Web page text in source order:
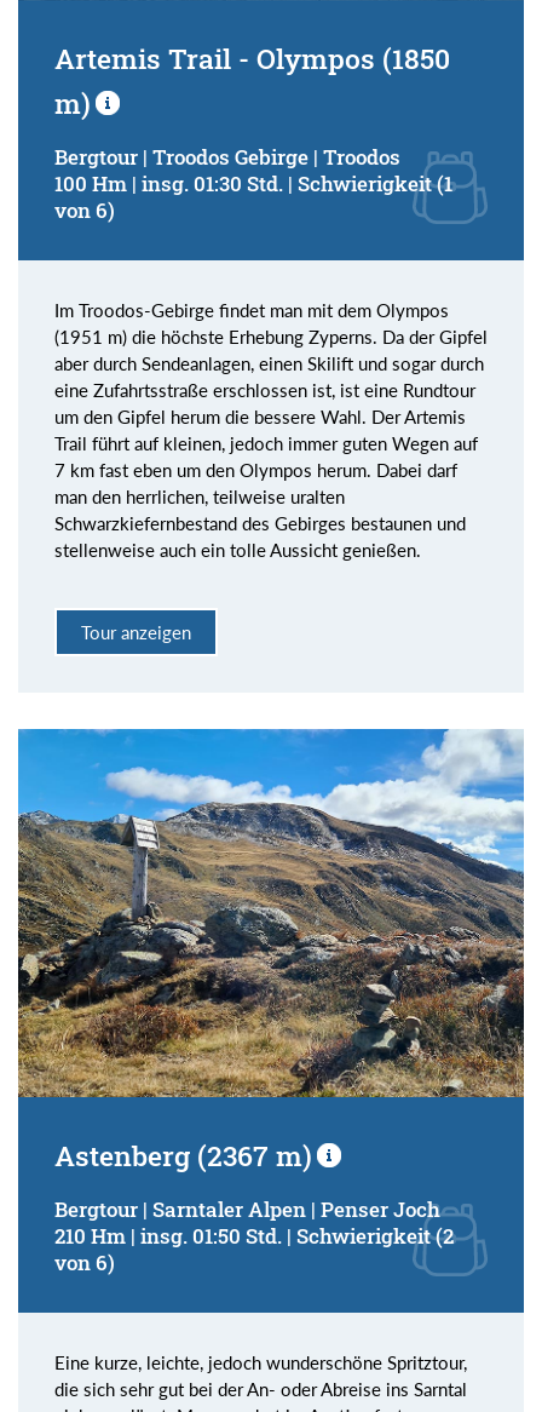
Artemis Trail - Olympos (1850
m)
Bergtour | Troodos Gebirge | Troodos
100 Hm | insg. 01:30 Std. | Schwierigkeit (1
von 6)
Im Troodos-Gebirge findet man mit dem Olympos
(1951 m) die höchste Erhebung Zyperns. Da der Gipfel
aber durch Sendeanlagen, einen Skilift und sogar durch
eine Zufahrtsstraße erschlossen ist, ist eine Rundtour
um den Gipfel herum die bessere Wahl. Der Artemis
Trail führt auf kleinen, jedoch immer guten Wegen auf
7 km fast eben um den Olympos herum. Dabei darf
man den herrlichen, teilweise uralten
Schwarzkiefernbestand des Gebirges bestaunen und
stellenweise auch ein tolle Aussicht genießen.
Tour anzeigen
Astenberg (2367 m)
Bergtour | Sarntaler Alpen | Penser Joch
210 Hm | insg. 01:50 Std. | Schwierigkeit (2
von 6)
Eine kurze, leichte, jedoch wunderschöne Spritztour,
die sich sehr gut bei der An- oder Abreise ins Sarntal